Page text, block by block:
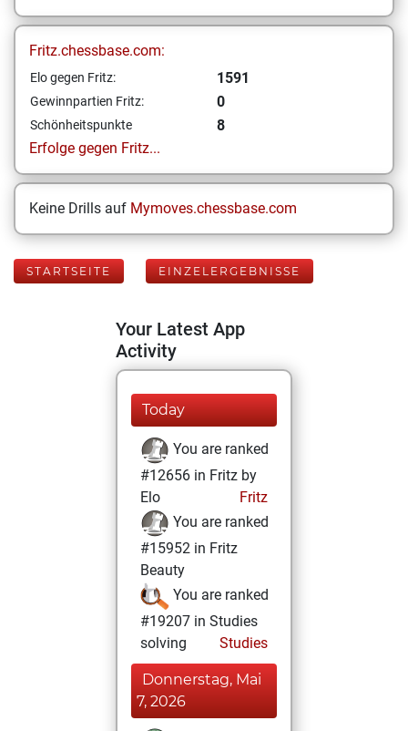
Fritz.chessbase.com:
Elo gegen Fritz: 1591
Gewinnpartien Fritz: 0
Schönheitspunkte
8
Erfolge gegen Fritz...
Keine Drills auf Mymoves.chessbase.com
STARTSEITE EINZELERGEBNISSE
Your Latest App
Activity
Today
You are ranked
#12656 in Fritz by
Elo
Fritz
You are ranked
#15952 in Fritz
Beauty
You are ranked
#19207 in Studies
solving
Studies
Donnerstag, Mai
7, 2026